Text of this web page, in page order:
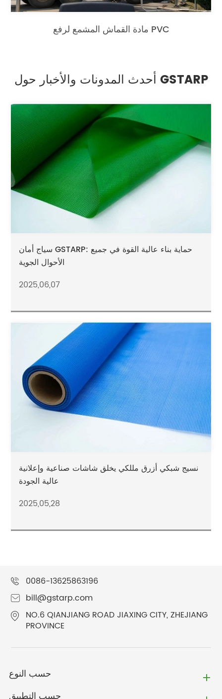
مادة القماش المشمع لرفع PVC
أحدث المدونات والأخبار حول GSTARP
سياج أمان GSTARP: حماية بناء عالية القوة في جميع
الأحوال الجوية
2025,06,07
نسيج شبكي أزرق مللكي يخلق شاشات صناعية وإعلانية
عالية الجودة
2025,05,28
0086-13625863196
bill@gstarp.com
NO.6 QIANJIANG ROAD JIAXING CITY, ZHEJIANG
PROVINCE
حسب النوع